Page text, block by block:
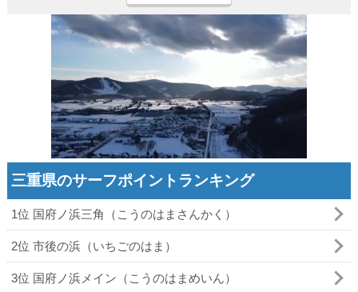
三重県のサーフポイントランキング
1位 国府ノ浜三角（こうのはまさんかく）
2位 市後の浜（いちごのはま）
3位 国府ノ浜メイン（こうのはまめいん）